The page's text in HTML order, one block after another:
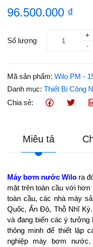
96.500.000 ₫
Số lượng
+
-
Mã sản phẩm: Wilo PM -
Danh mục: Thiết Bị Công
Chia sẻ:
Miêu tả
Máy bơm nước Wilo ra
mặt trên toàn cầu với hơn
toàn cầu, các nhà máy
Quốc, Ấn Độ, Thỗ Nhĩ
và đang biến các ý tưởng
thông minh để thiết lập
nghiệp máy bơm